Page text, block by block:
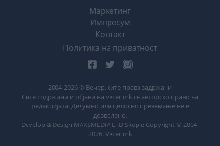
Маркетинг
Импресум
Контакт
Политика на приватност
2004-2026 © Вечер, сите права задржани
Сите содржини и објави на vecer.mk се авторско право на
редакцијата. Делумно или целосно преземање не е
дозволено.
Develop & Design MAKSMEDIA LTD Skopje Copyright © 2004-
2026. Vecer.mk